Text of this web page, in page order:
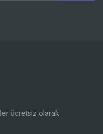
ücretsiz olarak